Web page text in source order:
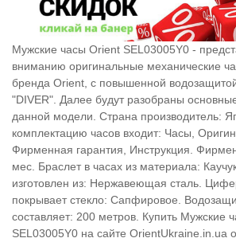
Мужские часы Orient SEL03005Y0 -
вниманию оригинальные механические
бренда Orient, c повышенной
"DIVER". Далее будут разобраны
данной модели. Страна производитель:
комплектацию часов входит: Часы,
Фирменная гарантия, Инструкция.
мес. Браслет в часах из материала:
изготовлен из: Нержавеющая сталь.
покрывает стекло: Сапфировое.
составляет: 200 метров. Купить Мужские
SEL03005Y0 на сайте OrientUkraine.in.ua